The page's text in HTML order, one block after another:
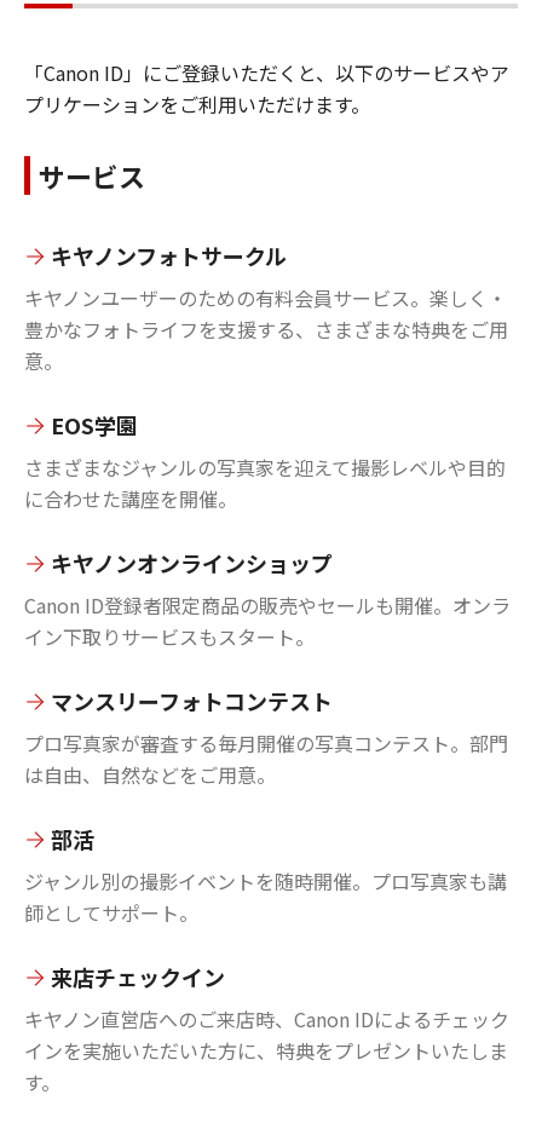
「Canon ID」にご登録いただくと、以下のサービスやア
プリケーションをご利用いただけます。
サービス
キヤノンフォトサークル
キヤノンユーザーのための有料会員サービス。楽しく・
豊かなフォトライフを支援する、さまざまな特典をご用
意。
EOS学園
さまざまなジャンルの写真家を迎えて撮影レベルや目的
に合わせた講座を開催。
キヤノンオンラインショップ
Canon ID登録者限定商品の販売やセールも開催。オンラ
イン下取りサービスもスタート。
マンスリーフォトコンテスト
プロ写真家が審査する毎月開催の写真コンテスト。部門
は自由、自然などをご用意。
部活
ジャンル別の撮影イベントを随時開催。プロ写真家も講
師としてサポート。
来店チェックイン
キヤノン直営店へのご来店時、Canon IDによるチェック
インを実施いただいた方に、特典をプレゼントいたしま
す。